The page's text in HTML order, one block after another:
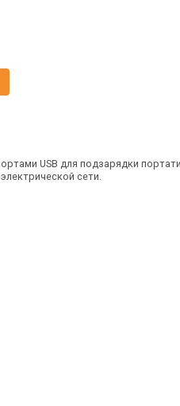
USB для подзарядки
сети.